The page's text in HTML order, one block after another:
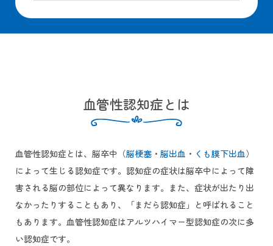
血管性認知症とは
血管性認知症とは、脳卒中（脳梗塞 ・ 脳出血 ・ くも膜下出血）
によって生じる認知症です。認知症の症状は脳卒中によって障
害される脳の部位によって異なります。また、症状が出たり出
なかったりすることもあり、「まだら認知症」と呼ばれること
もあります。血管性認知症はアルツハイマー型認知症の次に多
い認知症です。